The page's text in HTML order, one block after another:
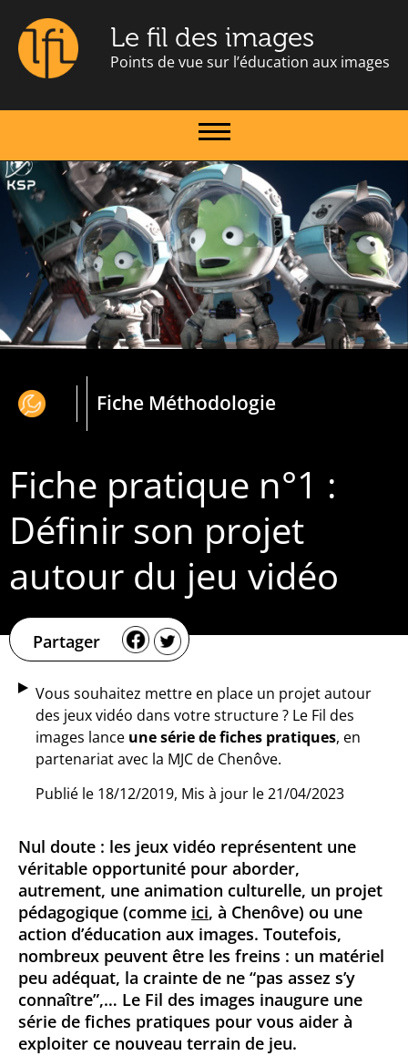
Le fil des images
Points de vue sur l’éducation aux images
Fiche Méthodologie
Fiche pratique n°1 :
Définir son projet
autour du jeu vidéo
Partager
Vous souhaitez mettre en place un projet autour
des jeux vidéo dans votre structure ? Le Fil des
images lance une série de fiches pratiques, en
partenariat avec la MJC de Chenôve.
Publié le 18/12/2019, Mis à jour le 21/04/2023
Nul doute : les jeux vidéo représentent une
véritable opportunité pour aborder,
autrement, une animation culturelle, un projet
pédagogique (comme ici, à Chenôve) ou une
action d’éducation aux images. Toutefois,
nombreux peuvent être les freins : un matériel
peu adéquat, la crainte de ne “pas assez s’y
connaître”,… Le Fil des images inaugure une
série de fiches pratiques pour vous aider à
exploiter ce nouveau terrain de jeu.